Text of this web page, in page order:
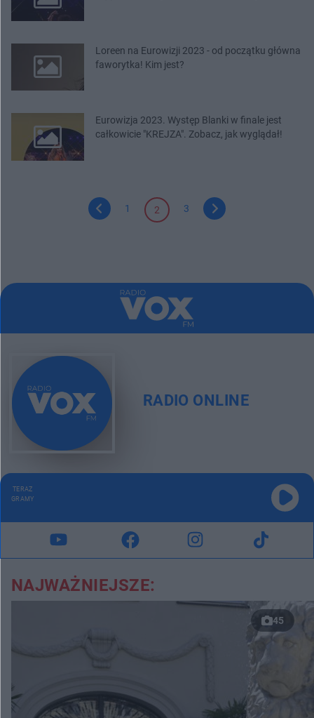
Loreen na Eurowizji 2023 - od początku główna
faworytka! Kim jest?
Eurowizja 2023. Występ Blanki w finale jest
całkowicie "KREJZA". Zobacz, jak wyglądał!
1 2 3
RADIO ONLINE
TERAZ
GRAMY
NAJWAŻNIEJSZE:
45